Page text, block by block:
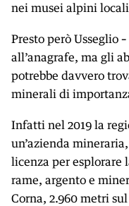
nei musei alpini
Presto però Usseglio –
all’anagrafe, ma gli
potrebbe davvero
minerali di
Infatti nel 2019 la
un’azienda
licenza per esplorare
rame, argento e
Corna, 2.960 metri